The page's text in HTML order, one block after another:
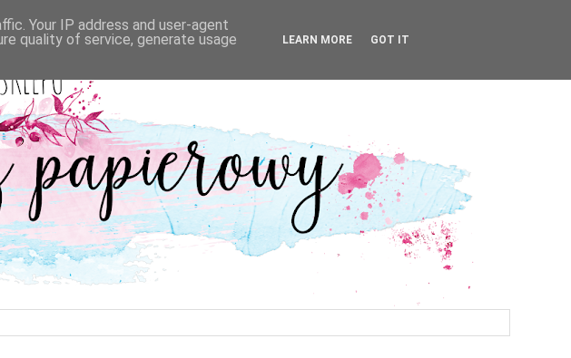
Your IP address and user-agent
quality of service, generate usage
LEARN MORE GOT IT